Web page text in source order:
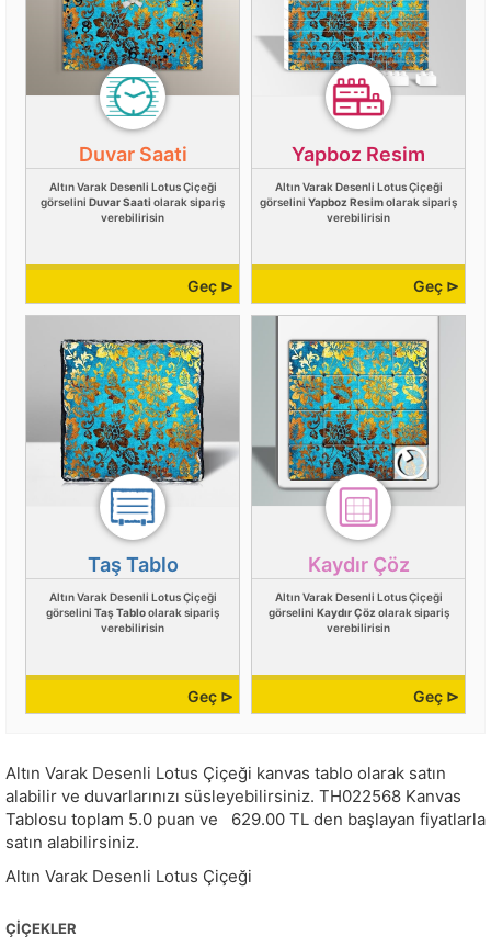
Duvar Saati
Altın Varak Desenli Lotus Çiçeği
görselini Duvar Saati olarak sipariş
verebilirisin
Geç ⊳
Yapboz Resim
Altın Varak Desenli Lotus Çiçeği
görselini Yapboz Resimolarak sipariş
verebilirisin
Geç ⊳
Taş Tablo
Altın Varak Desenli Lotus Çiçeği
görselini Taş Tabloolarak sipariş
verebilirisin
Geç ⊳
Kaydır Çöz
Altın Varak Desenli Lotus Çiçeği
görselini Kaydır Çöz olarak sipariş
verebilirisin
Geç ⊳
Altın Varak Desenli Lotus Çiçeği kanvas tablo olarak satın
alabilir ve duvarlarınızı süsleyebilirsiniz. TH022568 Kanvas
Tablosu toplam 5.0 puan ve 629.00 TL den başlayan fiyatlarla
satın alabilirsiniz.
Altın Varak Desenli Lotus Çiçeği
ÇIÇEKLER